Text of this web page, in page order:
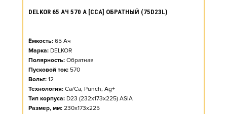
DELKOR 65 АЧ 570 А [CCA] ОБРАТНЫЙ (75D23L)
Ёмкость: 65 Ач
Марка: DELKOR
Полярность: Обратная
Пусковой ток: 570
Вольт: 12
Технология: Ca/Ca, Punch, Ag+
Тип корпуса: D23 (232x173x225) ASIA
Размер, мм: 230x173x225